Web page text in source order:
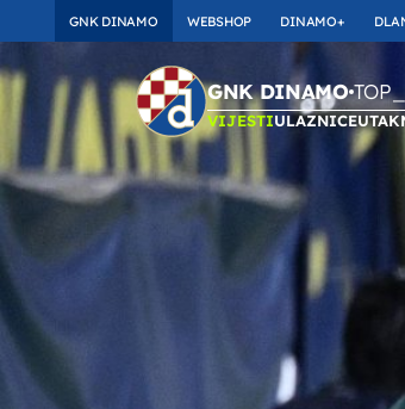
GNK DINAMO WEBSHOP DINAMO+
GNK DINAMO
VIJESTIULAZNICE